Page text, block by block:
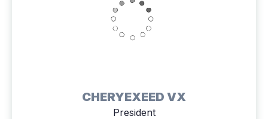
CHERYEXEED VX
President